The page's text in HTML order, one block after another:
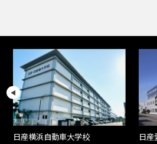
日産愛知自動車大学校